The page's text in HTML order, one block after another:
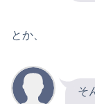
とか、
そ